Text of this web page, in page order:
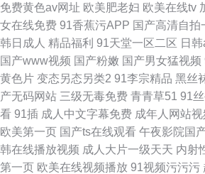
免费黄色av网址 欧美肥老妇 欧美在线tv
女在线免费 91香蕉污APP 国产高清自拍
韩日成人 精品福利 91天堂一区二区 日
国产www视频 国产粉嫩 国产男女猛视频
黄色片 变态另态另类2 91李宗精品 黑丝
产无码网站 三级无毒免费 青青草51 91
看 91插 成人中文字幕免费 成年人网站视
欧美第一页 国产ts在线观看 午夜影院国
韩在线播放视频 成人大片一级天天 内射
第一页 欧美在线视频播放 91视频污污污